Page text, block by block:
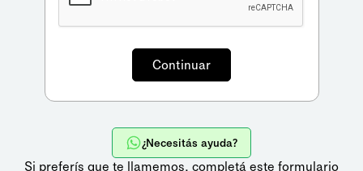
¿Necesitás ayuda?
Si preferís que te llamemos, completá este formulario